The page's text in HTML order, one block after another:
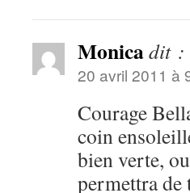
Monicadit :
20 avril 2011 à
Courage
coin
bien verte,
permettra de